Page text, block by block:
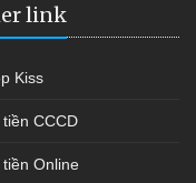
link
Kiss
tiền CCCD
tiền Online